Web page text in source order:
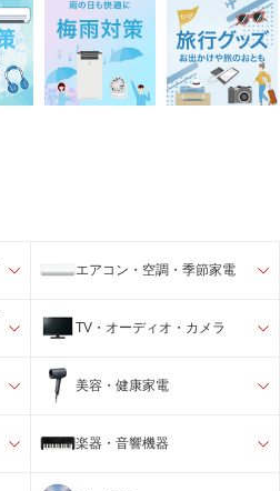
エアコン・空調・季節家電
TV・オーディオ・カメラ
美容・健康家電
楽器・音響機器